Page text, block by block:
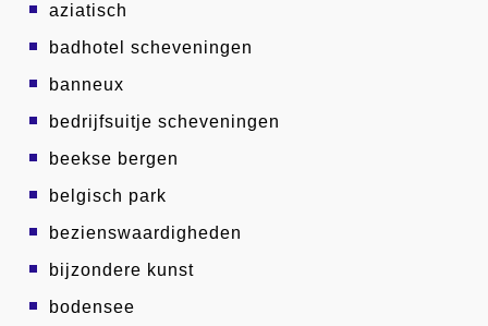
aziatisch
badhotel scheveningen
banneux
bedrijfsuitje scheveningen
beekse bergen
belgisch park
bezienswaardigheden
bijzondere kunst
bodensee